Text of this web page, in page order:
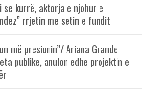
se kurrë, aktorja e njohur e
rrjetin me setin e fundit
më presionin”/ Ariana Grande
publike, anulon edhe projektin e